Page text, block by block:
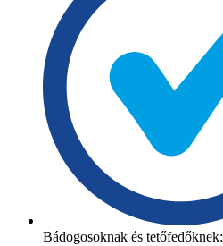
Bádogosoknak és tetőfedőknek: